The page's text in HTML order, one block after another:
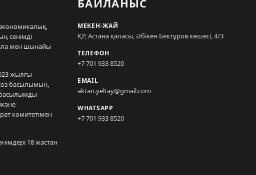
экономикалық,
сенімді
мен шынайы
жылғы
басылымын,
басылымды
комитетімен
18 жастан
МЕКЕН-ЖАЙ
ҚР, Астана қаласы, Әбікен Бектұров көшесі, 4/3
ТЕЛЕФОН
+7 701 933 8520
EMAIL
aktan.yeltay@gmail.com
WHATSAPP
+7 701 933 8520